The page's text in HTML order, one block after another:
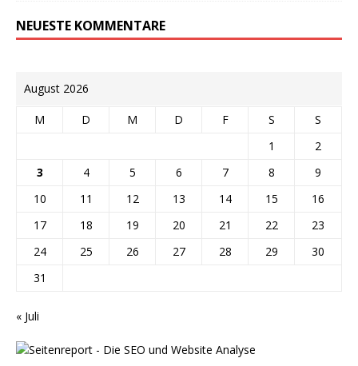
NEUESTE KOMMENTARE
August 2026
M D M D F S
S
1
2
3
4 5 6 7 8
9
10
11 12 13 14 15
16
17
18 19 20 21 22
23
24
25 26 27 28 29
30
31
« Juli